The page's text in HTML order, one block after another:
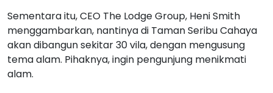
Sementara itu, CEO The Lodge Group, Heni Smith
menggambarkan, nantinya di Taman Seribu Cahaya
akan dibangun sekitar 30 vila, dengan mengusung
tema alam. Pihaknya, ingin pengunjung menikmati
alam.